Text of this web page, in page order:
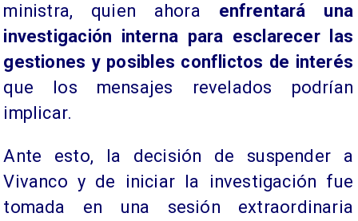
ministra, quien ahora enfrentará una
investigación interna para esclarecer las
gestiones y posibles conflictos de interés
que los mensajes revelados podrían
implicar.
Ante esto, la decisión de suspender a
Vivanco y de iniciar la investigación fue
tomada en una sesión extraordinaria